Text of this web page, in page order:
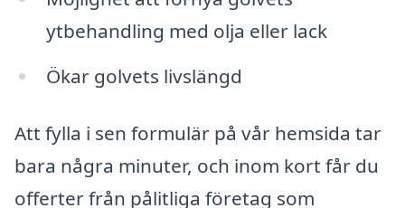
ytbehandling med olja eller lack
Ökar golvets livslängd
Att fylla i sen formulär på vår hemsida tar
bara några minuter, och inom kort får du
offerter från pålitliga företag som